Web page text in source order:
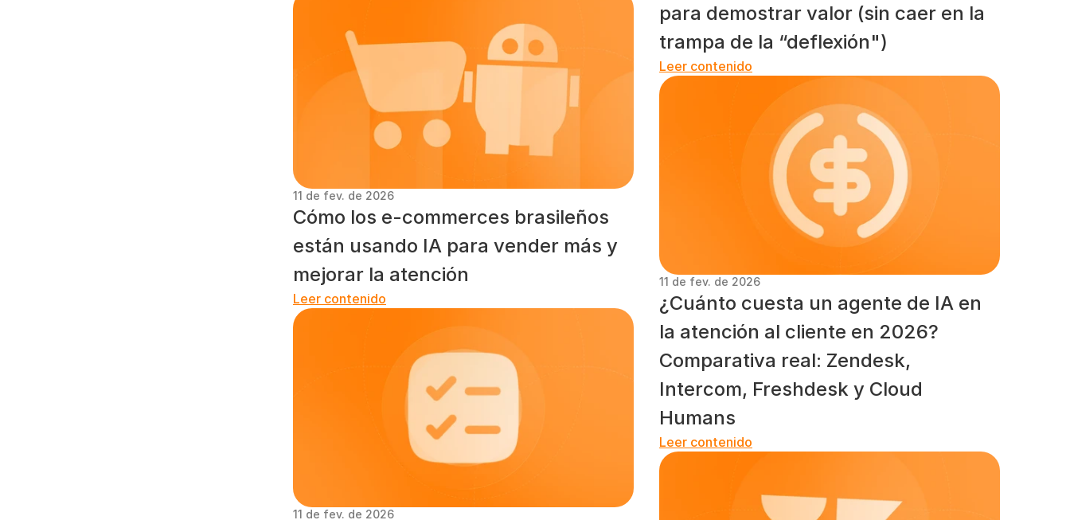
11 de fev. de 2026
Cómo los e-commerces brasileños
están usando IA para vender más y
mejorar la atención
Leer contenido
11 de fev. de 2026
para demostrar valor (sin caer en la
trampa de la “deflexión")
Leer contenido
11 de fev. de 2026
¿Cuánto cuesta un agente de IA en
la atención al cliente en 2026?
Comparativa real: Zendesk,
Intercom, Freshdesk y Cloud
Humans
Leer contenido